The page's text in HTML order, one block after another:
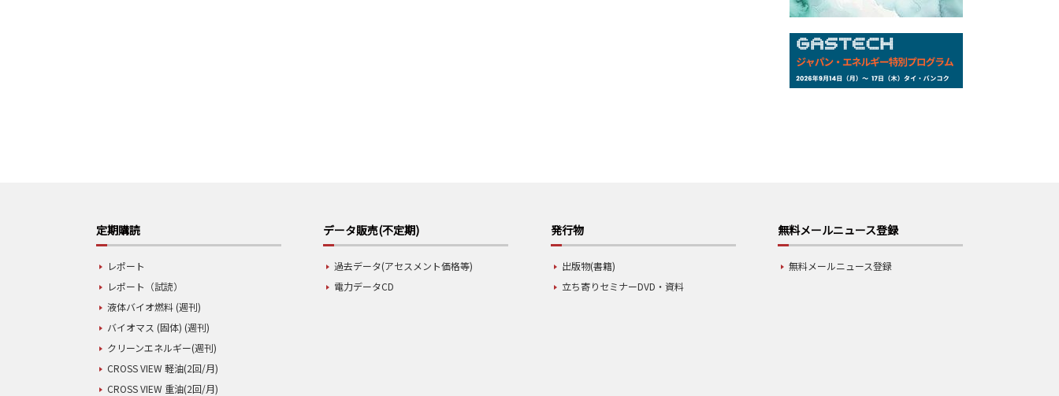
定期購読
レポート
レポート（試読）
液体バイオ燃料 (週刊)
バイオマス (固体) (週刊)
クリーンエネルギー(週刊)
CROSS VIEW 軽油(2回/月)
CROSS VIEW 重油(2回/月)
データ販売(不定期)
過去データ(アセスメント価格等)
電力データCD
発行物
出版物(書籍)
立ち寄りセミナーDVD・資料
無料メールニュース登録
無料メールニュース登録